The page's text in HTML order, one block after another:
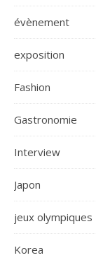
évènement
exposition
Fashion
Gastronomie
Interview
Japon
jeux olympiques
Korea